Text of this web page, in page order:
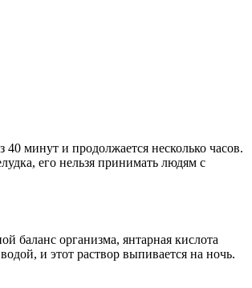
40 минут и продолжается несколько часов.
его нельзя принимать людям с
баланс организма, янтарная кислота
и этот раствор выпивается на ночь.